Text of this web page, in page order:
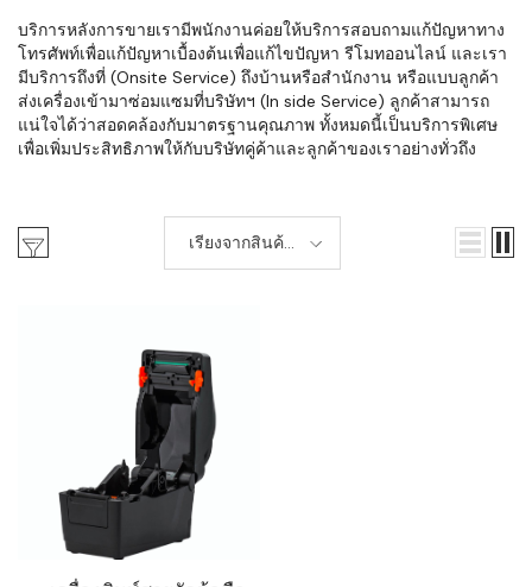
บริการหลังการขายเรามีพนักงานค่อยให้บริการสอบถามแก้ปัญหาทาง
โทรศัพท์เพื่อแก้ปัญหาเบื้องต้นเพื่อแก้ไขปัญหา รีโมทออนไลน์ และเรา
มีบริการถึงที่ (Onsite Service) ถึงบ้านหรือสำนักงาน หรือแบบลูกค้า
ส่งเครื่องเข้ามาซ่อมแซมที่บริษัทฯ (In side Service) ลูกค้าสามารถ
แน่ใจได้ว่าสอดคล้องกับมาตรฐานคุณภาพ ทั้งหมดนี้เป็นบริการพิเศษ
เพื่อเพิ่มประสิทธิภาพให้กับบริษัทคู่ค้าและลูกค้าของเราอย่างทั่วถึง
เรียงจากสินค้า
ใหม่-เก่า